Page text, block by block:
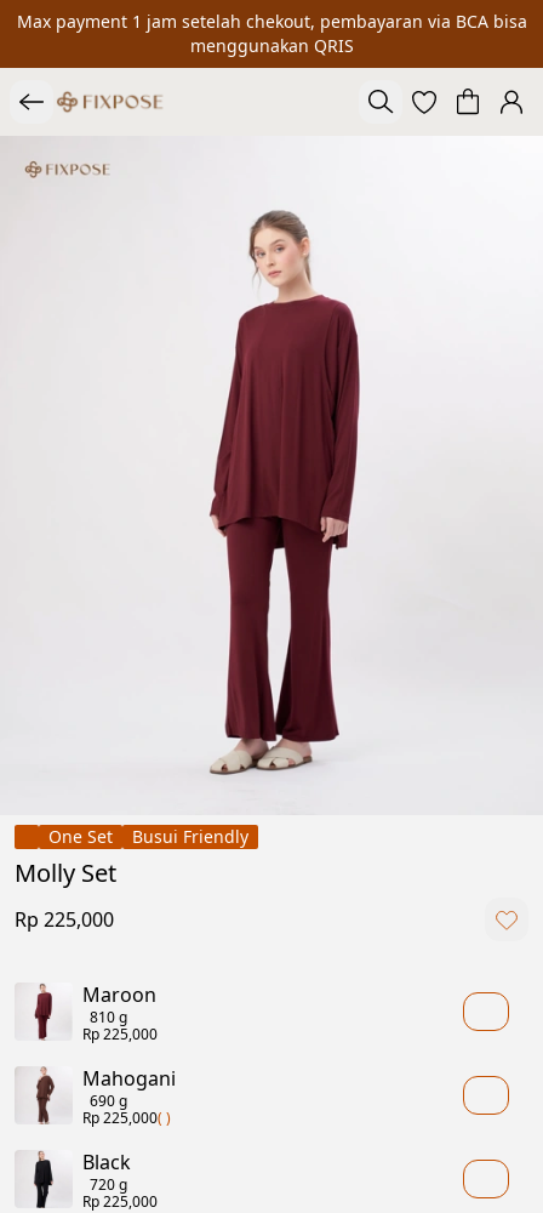
Max payment 1 jam setelah chekout, pembayaran via BCA bisa
menggunakan QRIS
One Set Busui Friendly
Molly Set
Rp 225,000
Maroon
810 g
Rp 225,000
Mahogani
690 g
Rp 225,000( )
Black
720 g
Rp 225,000